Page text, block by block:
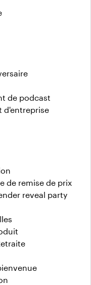
de podcast
d'entreprise
de remise de prix
reveal party